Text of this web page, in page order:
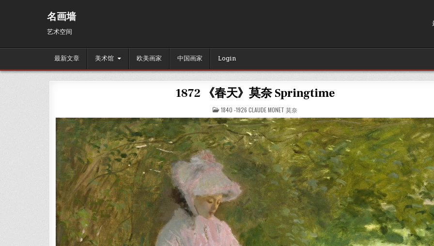
名画墙
艺术空间
最新文章 美术馆 欧美画家 中国画家 Login
1872 《春天》莫奈 Springtime
POSTED
IN
1840 -1926 CLAUDE MONET 莫奈